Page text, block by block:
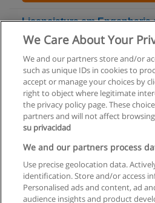
Licenciatura em Engenharia
Comunicação e Multimédia
ISEL - Instituto Superior de
Solicite
Regras de
Privacidade de
Entrar em contato
We Care About Your
We and our partners store and/or
such as unique IDs in cookies to
accept or manage your choices by
right to object where legitimate
the privacy policy page. These
partners and will not affect
su privacidad
We and our partners process
Use precise geolocation data.
identification. Store and/or access
Personalised ads and content, ad
audience insights and product